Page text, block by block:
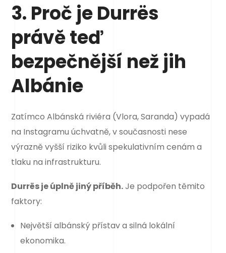
3. Proč je Durrës
právě teď
bezpečnější než jih
Albánie
Zatímco Albánská riviéra (Vlora, Saranda) vypadá
na Instagramu úchvatně, v současnosti nese
výrazně vyšší riziko kvůli spekulativním cenám a
tlaku na infrastrukturu.
Durrës je úplně jiný příběh.Je podpořen těmito
faktory:
Největší albánský přístav a silná lokální
ekonomika.